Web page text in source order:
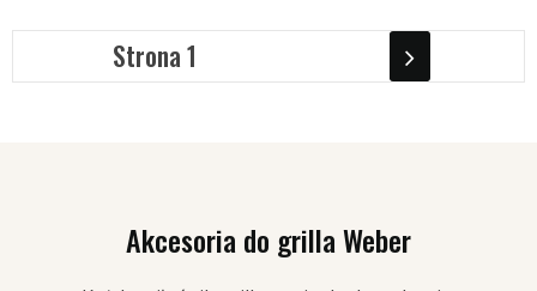
1
Akcesoria do grilla Weber